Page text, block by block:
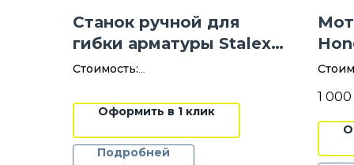
Станок ручной для
гибки арматуры Stalex
d-20
Стоимость:
Залог:
6 000 руб.
Цена указана без НДС
Оформить в 1 клик
Подробней
Залог:
10
1 000